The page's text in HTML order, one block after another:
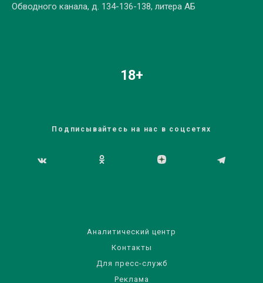
Обводного канала, д. 134-136-138, литера АБ
18+
Подписывайтесь на нас в соцсетях
Аналитический центр
Контакты
Для пресс-служб
Реклама